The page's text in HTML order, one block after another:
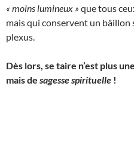
« moins lumineux » que tous
mais qui conservent un bâillon
plexus.
Dès lors, se taire n’est plus
mais de sagesse spirituelle !